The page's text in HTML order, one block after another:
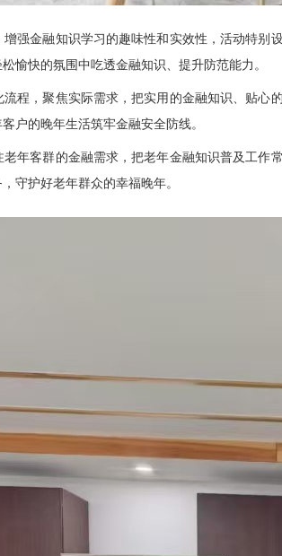
金融知识学习的趣味性和实效性，活动特别
愉快的氛围中吃透金融知识、提升防范能力。
，聚焦实际需求，把实用的金融知识、贴心
户的晚年生活筑牢金融安全防线。
客群的金融需求，把老年金融知识普及工作
守护好老年群众的幸福晚年。